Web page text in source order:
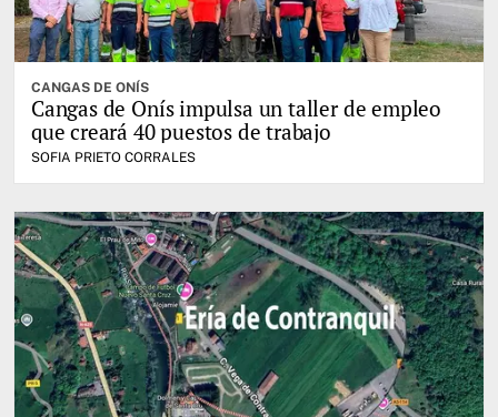
CANGAS DE ONÍS
Cangas de Onís impulsa un taller de empleo
que creará 40 puestos de trabajo
SOFIA PRIETO CORRALES